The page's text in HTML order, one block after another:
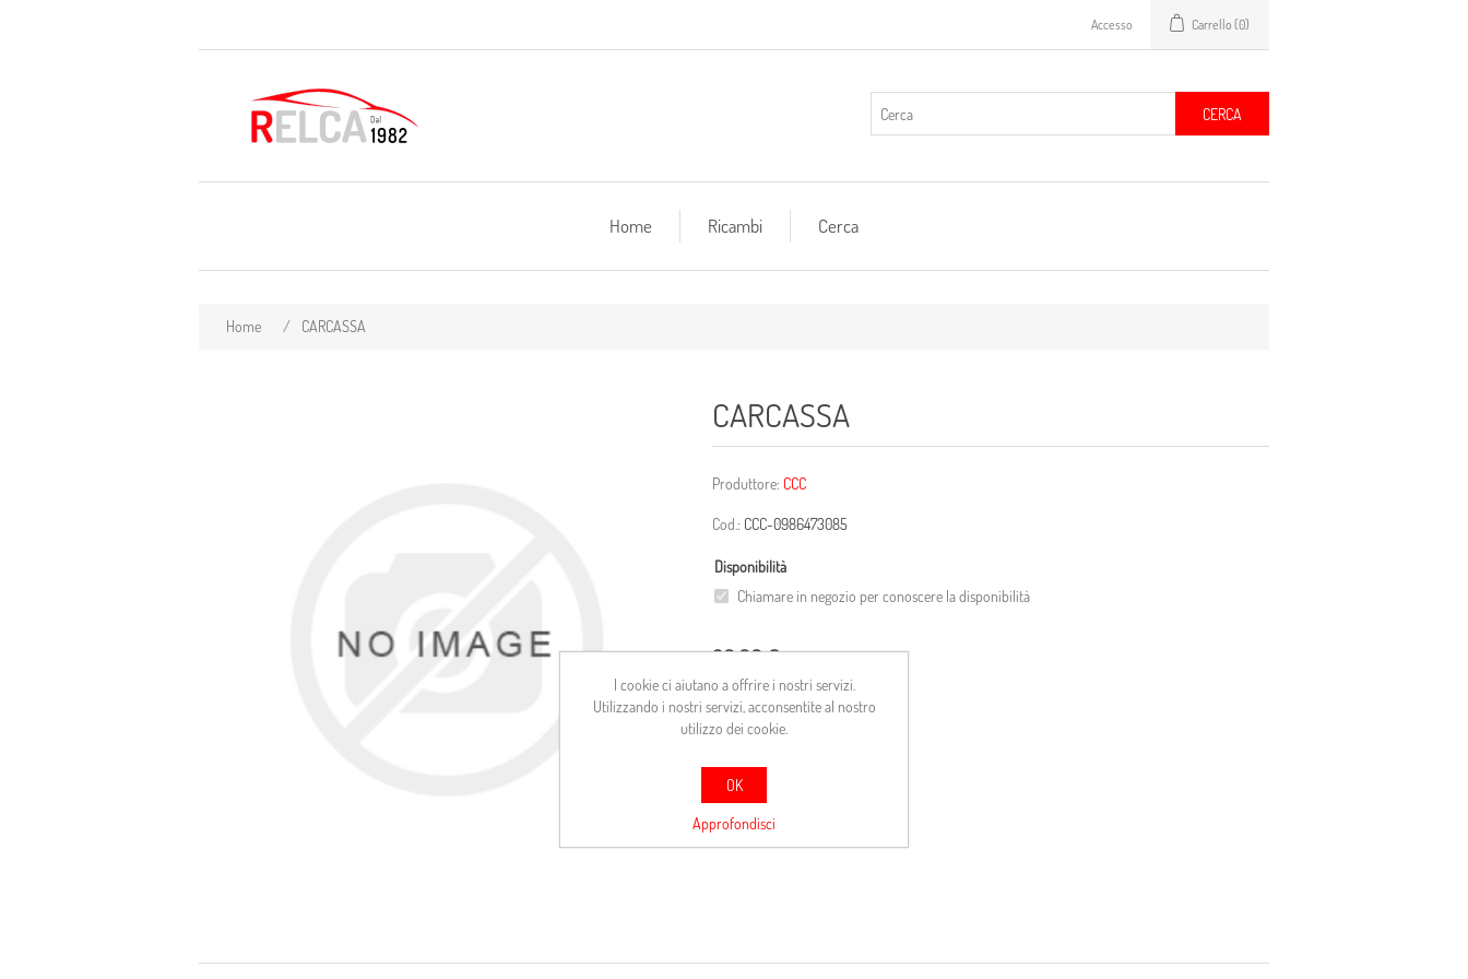
Accesso Carrello (0)
CERCA
Home Ricambi Cerca
Home / CARCASSA
CARCASSA
Produttore: CCC
Cod.: CCC-0986473085
Disponibilità
Chiamare in negozio per conoscere la disponibilità
20,00 €
ACQUISTA
I cookie ci aiutano a offrire i nostri servizi.
Utilizzando i nostri servizi, acconsentite al nostro
utilizzo dei cookie.
OK
Approfondisci